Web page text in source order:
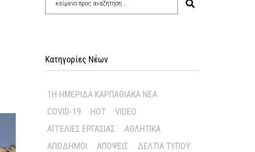
Κατηγορίες Νέων
1Η ΗΜΕΡΊΔΑ ΚΑΡΠΑΘΙΑΚΆ ΝΈΑ
COVID-19
HOT
VIDEO
ΑΓΓΕΛΊΕΣ ΕΡΓΑΣΊΑΣ
ΑΘΛΗΤΙΚΆ
ΑΠΌΔΗΜΟΙ
ΑΠΌΨΕΙΣ
ΔΕΛΤΊΑ ΤΎΠΟΥ